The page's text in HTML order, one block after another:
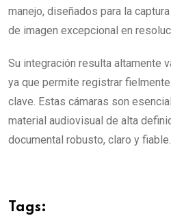
manejo, diseñados para la
de imagen excepcional en
Su integración resulta altamente
ya que permite registrar
clave. Estas cámaras son
material audiovisual de alta
documental robusto, claro y fiable.
Tags: